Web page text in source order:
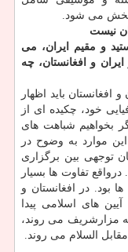
پخش می شود.
نیست
و مقیم ایران، می
و افغانستان، چه
افغانستان باید اظهار
خود، چکیده ای از
بخواهیم شباهت های
این موارد به وضوح در
توجهی بین برگزاری
درواقع تفاوت ها بسیار
بود. در افغانستان و
های اسلامی پیدا
مزارشریف می روند،
السلام می روند.